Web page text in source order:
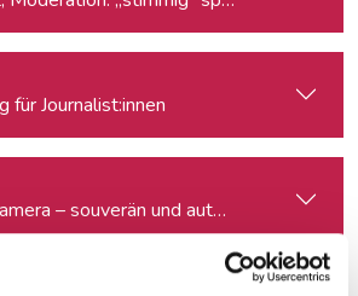
für Journalist:innen
– souverän und authentisch